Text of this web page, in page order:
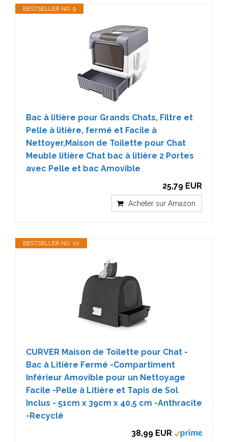
BESTSELLER NO. 9
Bac à litière pour Grands Chats, Filtre et
Pelle à litière, fermé et Facile à
Nettoyer,Maison de Toilette pour Chat
Meuble litière Chat bac à litière 2 Portes
avec Pelle et bac Amovible
25,79 EUR
Acheter sur Amazon
BESTSELLER NO. 10
CURVER Maison de Toilette pour Chat -
Bac à Litière Fermé -Compartiment
Inférieur Amovible pour un Nettoyage
Facile -Pelle à Litière et Tapis de Sol
Inclus - 51cm x 39cm x 40,5 cm -Anthracite
-Recyclé
38,99 EUR